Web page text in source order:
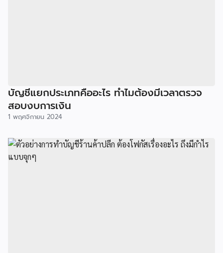
บัญชีแยกประเภทคืออะไร ทำไมต้องมีเวลาตรวจ
สอบงบการเงิน
1 พฤศจิกายน 2024